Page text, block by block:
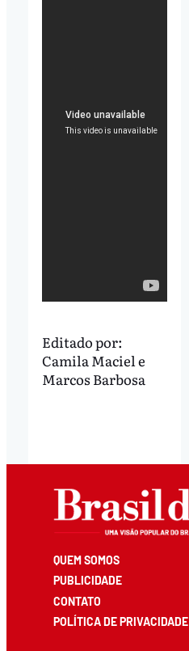
Editado por:
Camila Maciel e
Marcos Barbosa
QUEM SOMOS
PUBLICIDADE
CONTATO
POLÍTICA DE PRIVACIDADE